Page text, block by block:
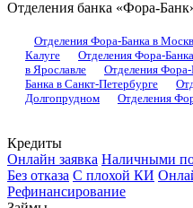
Отделения банка «Фора-
Отделения Фора-Банка в
Калуге
Отделения Фора-
в Ярославле
Отделения Фора-
Банка в Санкт-Петербурге
Долгопрудном
Отделения
Кредиты
Онлайн заявка Наличными
Без отказа С плохой КИ
Рефинансирование